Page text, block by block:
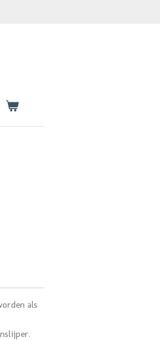
als